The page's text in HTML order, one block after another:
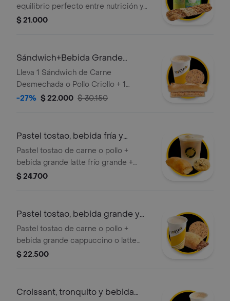
equilibrio perfecto entre nutrición y
sabor artesanal; incluye un palito de
un refrescante jugo verde o de
$ 21.000
Sándwich+Bebida Grande
Caliente+Galleta
Lleva 1 Sándwich de Carne
Desmechada o Pollo Criollo + 1
Cappuccino o Latte Grande Caliente
-27% $ 22.000 $ 30.150
Pastel tostao, bebida fría y
galleta
Pastel tostao de carne o pollo +
bebida grande latte frío grande +
galleta tostao de 50g de choco chips
$ 24.700
Pastel tostao, bebida grande y
galleta
Pastel tostao de carne o pollo +
bebida grande cappuccino o latte
caliente + galleta tostao de 50g de
$ 22.500
Croissant, tronquito y bebida